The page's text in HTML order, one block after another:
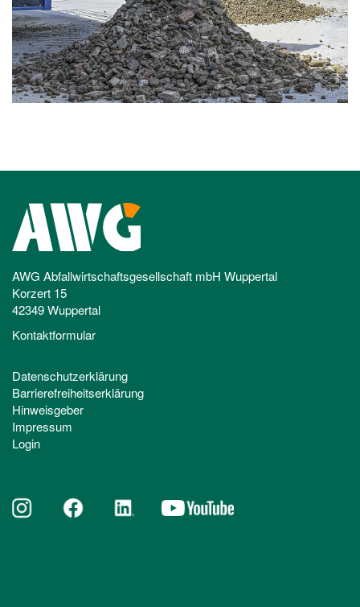
AWG Abfallwirtschaftsgesellschaft mbH Wuppertal
Korzert 15
42349 Wuppertal
Kontaktformular
Datenschutzerklärung
Barrierefreiheitserklärung
Hinweisgeber
Impressum
Login